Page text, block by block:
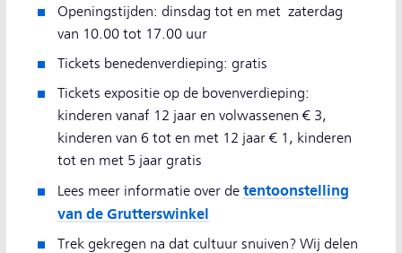
Openingstijden: dinsdag tot en met zaterdag
van 10.00 tot 17.00 uur
Tickets benedenverdieping: gratis
Tickets expositie op de bovenverdieping:
kinderen vanaf 12 jaar en volwassenen € 3,
kinderen van 6 tot en met 12 jaar € 1, kinderen
tot en met 5 jaar gratis
Lees meer informatie over de tentoonstelling
van de Grutterswinkel
Trek gekregen na dat cultuur snuiven? Wij delen